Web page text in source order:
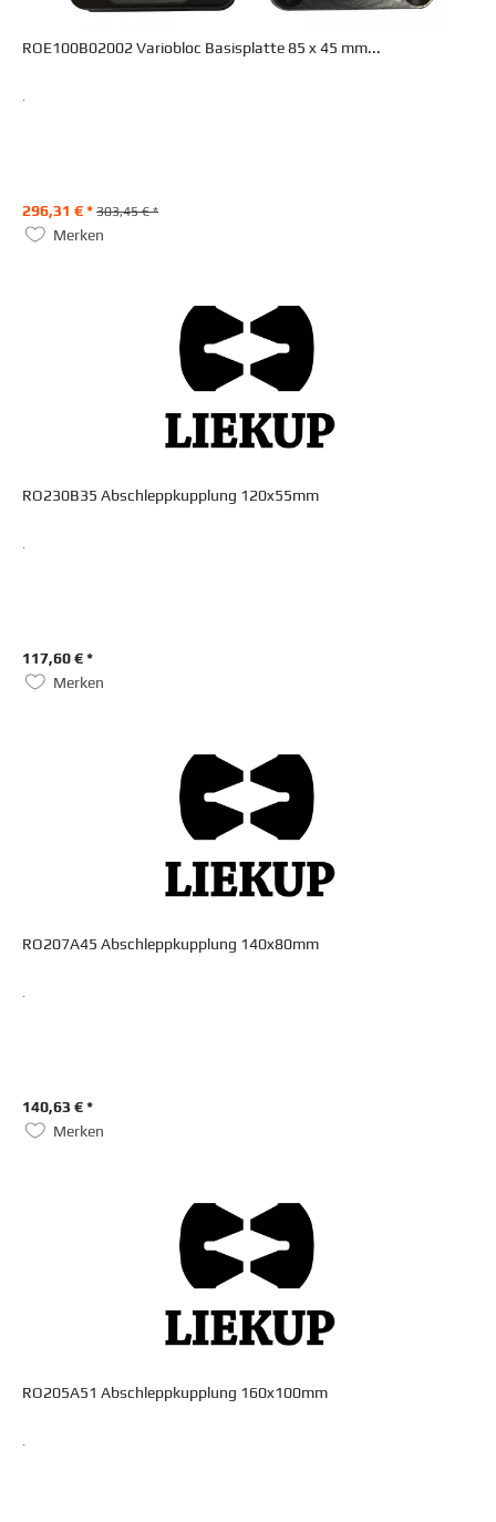
ROE100B02002 Variobloc Basisplatte 85 x 45 mm...
296,31 € * 303,45 € *
Merken
RO230B35 Abschleppkupplung 120x55mm
.
117,60 € *
Merken
RO207A45 Abschleppkupplung 140x80mm
.
140,63 € *
Merken
RO205A51 Abschleppkupplung 160x100mm